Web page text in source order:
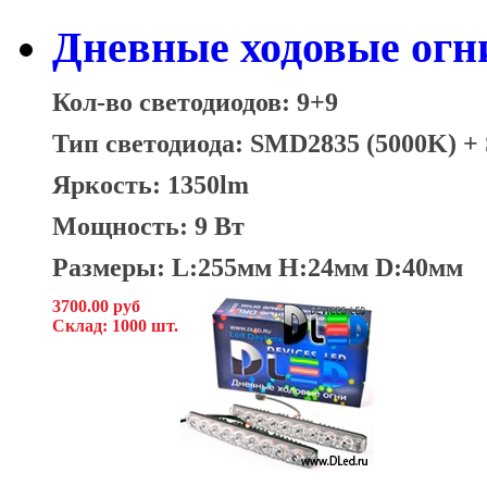
Дневные ходовые
Кол-во светодиодов: 9+9
Тип светодиода: SMD2835 (5000K)
Яркость: 1350lm
Мощность: 9 Вт
Размеры: L:255мм H:24мм D:40мм
3700.00 руб
Склад: 1000 шт.